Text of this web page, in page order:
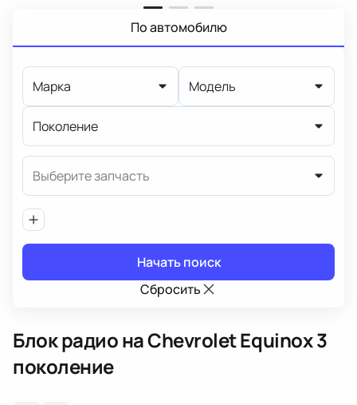
По автомобилю
Марка Модель
Поколение
Выберите запчасть
Начать поиск
Сбросить
Блок радиона Chevrolet Equinox 3
поколение